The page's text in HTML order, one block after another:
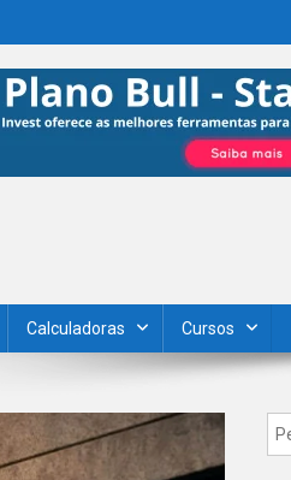
Calculadoras Cursos